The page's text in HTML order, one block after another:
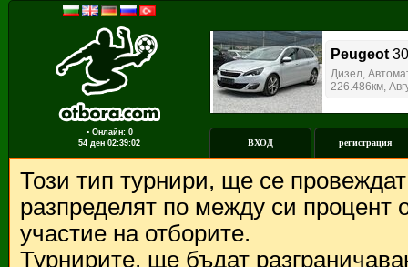
▪ Онлайн: 0
54 ден 02:39:02 ВХОД регистрация
Този тип турнири, ще се
разпределят по между си процент
участие на отборите.
Турнирите, ще бъдат